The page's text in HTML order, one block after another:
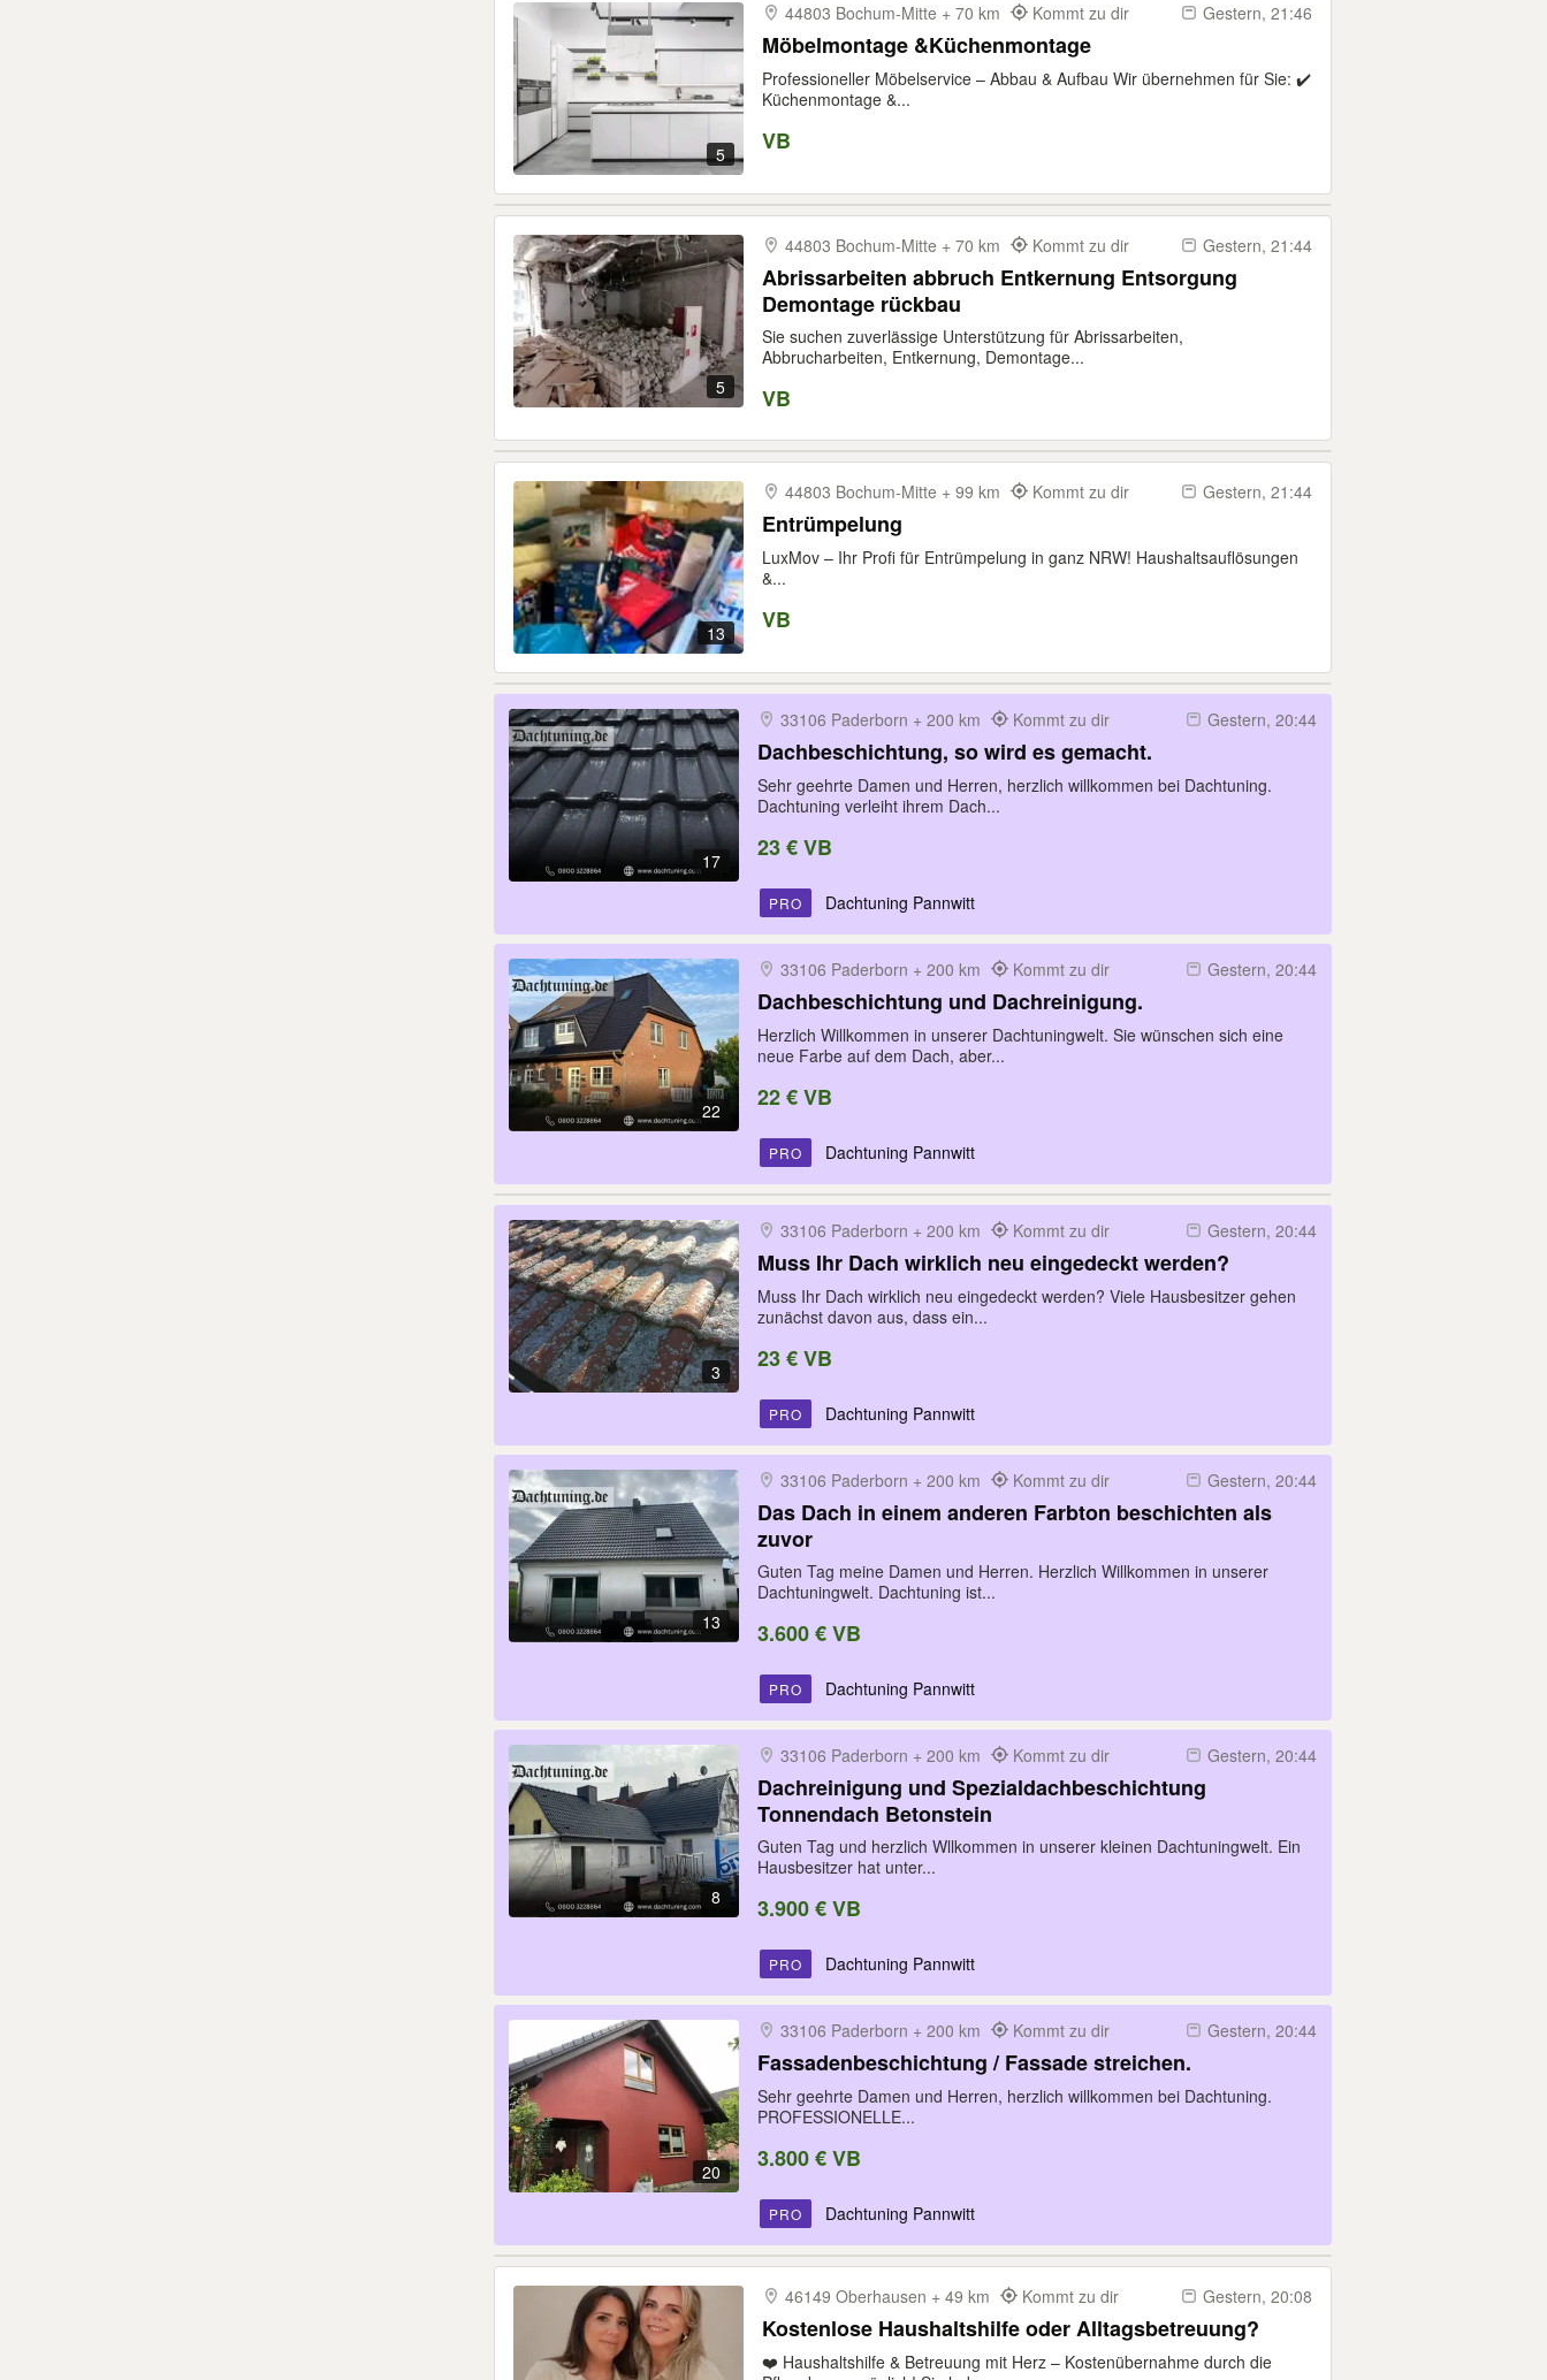
5
44803 Bochum-​Mitte + 70 km Kommt zu dir Gestern, 21:46
Möbelmontage &Küchenmontage
Professioneller Möbelservice – Abbau & Aufbau Wir übernehmen für Sie: ✔️
Küchenmontage &...
VB
5
44803 Bochum-​Mitte + 70 km Kommt zu dir Gestern, 21:44
Abrissarbeiten abbruch Entkernung Entsorgung
Demontage rückbau
Sie suchen zuverlässige Unterstützung für Abrissarbeiten,
Abbrucharbeiten, Entkernung, Demontage...
VB
13
44803 Bochum-​Mitte + 99 km Kommt zu dir Gestern, 21:44
Entrümpelung
LuxMov – Ihr Profi für Entrümpelung in ganz NRW! Haushaltsauflösungen
&...
VB
17
33106 Paderborn + 200 km Kommt zu dir Gestern, 20:44
Dachbeschichtung, so wird es gemacht.
Sehr geehrte Damen und Herren, herzlich willkommen bei Dachtuning.
Dachtuning verleiht ihrem Dach...
23 € VB
PRO Dachtuning Pannwitt
22
33106 Paderborn + 200 km Kommt zu dir Gestern, 20:44
Dachbeschichtung und Dachreinigung.
Herzlich Willkommen in unserer Dachtuningwelt. Sie wünschen sich eine
neue Farbe auf dem Dach, aber...
22 € VB
PRO Dachtuning Pannwitt
3
33106 Paderborn + 200 km Kommt zu dir Gestern, 20:44
Muss Ihr Dach wirklich neu eingedeckt werden?
Muss Ihr Dach wirklich neu eingedeckt werden? Viele Hausbesitzer gehen
zunächst davon aus, dass ein...
23 € VB
PRO Dachtuning Pannwitt
13
33106 Paderborn + 200 km Kommt zu dir Gestern, 20:44
Das Dach in einem anderen Farbton beschichten als
zuvor
Guten Tag meine Damen und Herren. Herzlich Willkommen in unserer
Dachtuningwelt. Dachtuning ist...
3.600 € VB
PRO Dachtuning Pannwitt
8
33106 Paderborn + 200 km Kommt zu dir Gestern, 20:44
Dachreinigung und Spezialdachbeschichtung
Tonnendach Betonstein
Guten Tag und herzlich Wllkommen in unserer kleinen Dachtuningwelt. Ein
Hausbesitzer hat unter...
3.900 € VB
PRO Dachtuning Pannwitt
20
33106 Paderborn + 200 km Kommt zu dir Gestern, 20:44
Fassadenbeschichtung / Fassade streichen.
Sehr geehrte Damen und Herren, herzlich willkommen bei Dachtuning.
PROFESSIONELLE...
3.800 € VB
PRO Dachtuning Pannwitt
46149 Oberhausen + 49 km Kommt zu dir Gestern, 20:08
Kostenlose Haushaltshilfe oder Alltagsbetreuung?
❤️ Haushaltshilfe & Betreuung mit Herz – Kostenübernahme durch die